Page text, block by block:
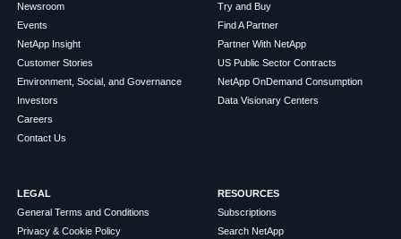
Newsroom
Events
NetApp Insight
Customer Stories
Environment, Social, and Governance
Investors
Careers
Contact Us
Try and Buy
Find A Partner
Partner With NetApp
US Public Sector Contracts
NetApp OnDemand Consumption
Data Visionary Centers
LEGAL
General Terms and Conditions
Privacy & Cookie Policy
RESOURCES
Subscriptions
Search NetApp